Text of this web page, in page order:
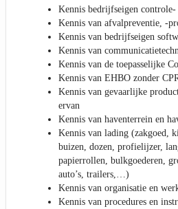
Kennis bedrijfseigen controle-
Kennis van afvalpreventie, -
Kennis van bedrijfseigen
Kennis van
Kennis van de toepasselijke
Kennis van EHBO zonder
Kennis van gevaarlijke
ervan
Kennis van haventerrein en
Kennis van lading (zakgoed,
buizen, dozen, profielijzer,
papierrollen, bulkgoederen,
auto’s, trailers,…)
Kennis van organisatie en
Kennis van procedures en